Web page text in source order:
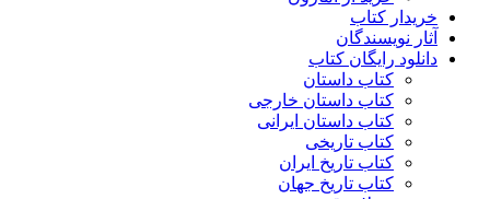
خریدار کتاب
آثار نویسندگان
دانلود رایگان کتاب
کتاب داستان
کتاب داستان خارجی
کتاب داستان ایرانی
کتاب تاریخی
کتاب تاریخ ایران
کتاب تاریخ جهان